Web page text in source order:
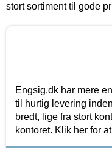
stort sortiment til gode
Engsig.dk har mere
til hurtig levering
bredt, lige fra stort
kontoret. Klik her for